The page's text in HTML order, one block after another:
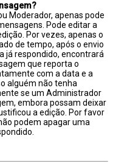
Moderador, apenas pode
Pode editar a
Por vezes, apenas o
de tempo, após o envio
já respondido, encontrará
que reporta o
com a data e a
alguém não tenha
se um Administrador
embora possam deixar
a edição. Por favor
podem apagar uma